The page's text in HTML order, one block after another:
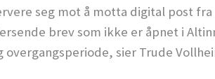
seg mot å motta digital post
brev som ikke er åpnet i
sier Trude